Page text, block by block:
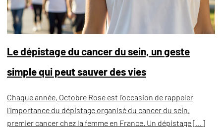
Le dépistage du cancer du sein, un geste
simple qui peut sauver des vies
Chaque année, Octobre Rose est l’occasion de rappeler
l’importance du dépistage organisé du cancer du sein,
premier cancer chez la femme en France. Un dépistage […]